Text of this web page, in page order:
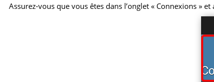
Assurez-vous que vous êtes dans l’onglet « Connexions »